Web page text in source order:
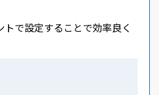
で設定することで効率良く